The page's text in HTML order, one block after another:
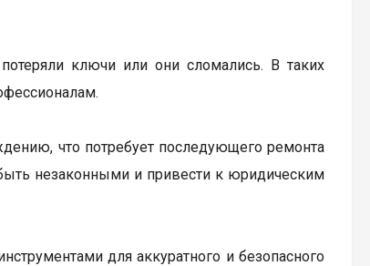
ключи или они сломались. В таких
что потребует последующего ремонта
незаконными и привести к юридическим
для аккуратного и безопасного